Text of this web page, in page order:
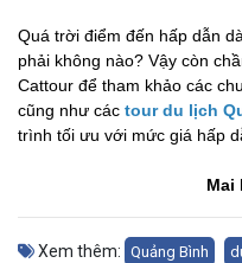
Quá trời điểm đến hấp dẫn
phải không nào? Vậy còn
Cattour để tham khảo các
cũng như các tour du lịch
trình tối ưu với mức giá hấp
Mai
Xem thêm: Quảng Bình